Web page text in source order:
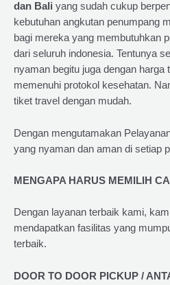
dan Bali yang sudah cukup
kebutuhan angkutan penumpang
bagi mereka yang membutuhkan
dari seluruh indonesia. Tentunya
nyaman begitu juga dengan harga
memenuhi protokol kesehatan.
tiket travel dengan mudah.
Dengan mengutamakan
yang nyaman dan aman di setiap
MENGAPA HARUS MEMILIH
Dengan layanan terbaik kami,
mendapatkan fasilitas yang
terbaik.
DOOR TO DOOR PICKUP /